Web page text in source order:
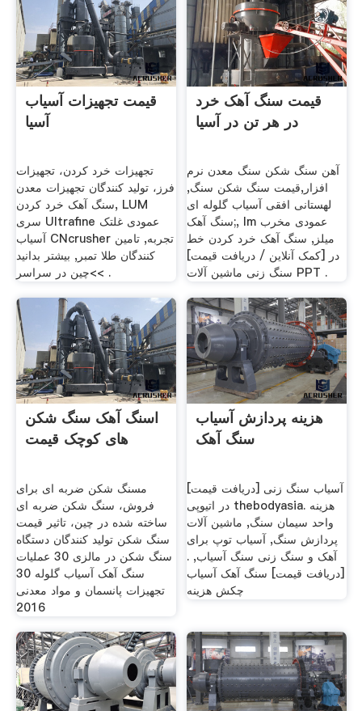
قیمت تجهیزات آسیاب
آسیا
تجهیزات خرد کردن، تجهیزات
فرز، تولید کنندگان تجهیزات معدن
سنگ آهک خرد کردن, LUM
سری Ultrafine عمودی غلتک
آسیاب CNcrusher تجربه, تامین
کنندگان طلا تمبر, بیشتر بدانید
>>چین در سراسر .
قیمت سنگ آهک خرد
در هر تن در آسیا
آهن سنگ شکن سنگ معدن نرم
افزار,قیمت سنگ شکن سنگ,
لهستانی افقی آسیاب گلوله ای
سنگ آهک;, lm عمودی مخرب
میلز, سنگ آهک خرد کردن خط
در [کمک آنلاین / دریافت قیمت]
سنگ زنی ماشین آلات PPT .
اسنگ آهک سنگ شکن
های کوچک قیمت
مسنگ شکن ضربه ای برای
فروش، سنگ شکن ضربه ای
ساخته شده در چین، تاثیر قیمت
سنگ شکن تولید کنندگان دستگاه
سنگ شکن در مالزی 30 عملیات
سنگ آهک آسیاب گلوله 30
تجهیزات پانسمان و مواد معدنی
2016
هزینه پردازش آسیاب
سنگ آهک
[دریافت قیمت] آسیاب سنگ زنی
در اتیوپی thebodyasia. هزینه
واحد سیمان سنگ, ماشین آلات
پردازش سنگ, آسیاب توپ برای
آهک و سنگ زنی سنگ آسیاب, .
[دریافت قیمت] سنگ آهک آسیاب
چکش هزینه